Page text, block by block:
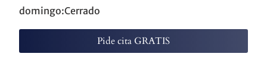
domingo:Cerrado
Pide cita GRATIS